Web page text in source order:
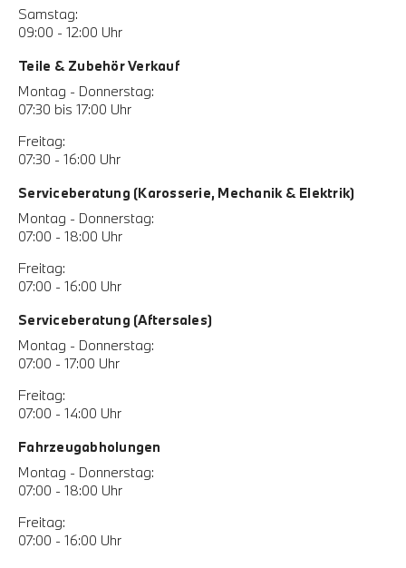
Samstag:
09:00 - 12:00 Uhr
Teile & Zubehör Verkauf
Montag - Donnerstag:
07:30 bis 17:00 Uhr
Freitag:
07:30 - 16:00 Uhr
Serviceberatung (Karosserie, Mechanik & Elektrik)
Montag - Donnerstag:
07:00 - 18:00 Uhr
Freitag:
07:00 - 16:00 Uhr
Serviceberatung (Aftersales)
Montag - Donnerstag:
07:00 - 17:00 Uhr
Freitag:
07:00 - 14:00 Uhr
Fahrzeugabholungen
Montag - Donnerstag:
07:00 - 18:00 Uhr
Freitag:
07:00 - 16:00 Uhr